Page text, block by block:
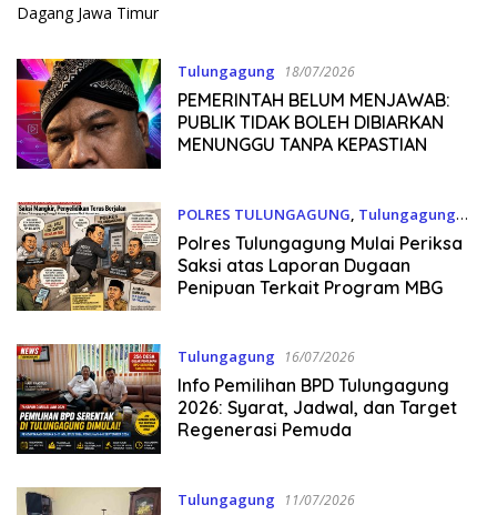
Tulungagung 18/07/2026
PEMERINTAH BELUM MENJAWAB:
PUBLIK TIDAK BOLEH DIBIARKAN
MENUNGGU TANPA KEPASTIAN
POLRES TULUNGAGUNG, Tulungagung
16/07/2026
Polres Tulungagung Mulai Periksa
Saksi atas Laporan Dugaan
Penipuan Terkait Program MBG
Tulungagung 16/07/2026
Info Pemilihan BPD Tulungagung
2026: Syarat, Jadwal, dan Target
Regenerasi Pemuda
Tulungagung 11/07/2026